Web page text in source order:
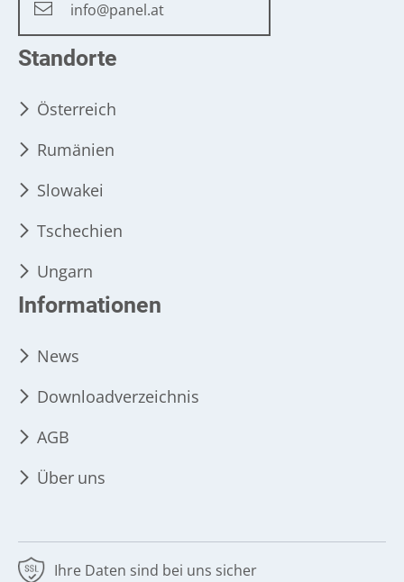
info@panel.at
Standorte
Österreich
Rumänien
Slowakei
Tschechien
Ungarn
Informationen
News
Downloadverzeichnis
AGB
Über uns
Ihre Daten sind bei uns sicher